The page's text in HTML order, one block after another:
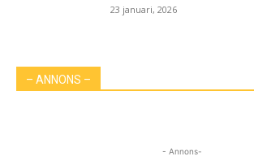
23 januari, 2026
– ANNONS –
- Annons-